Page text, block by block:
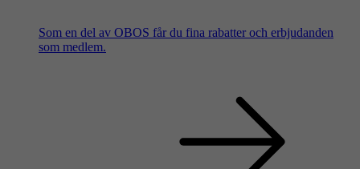
Som en del av OBOS får du fina rabatter och erbjudanden
som medlem.